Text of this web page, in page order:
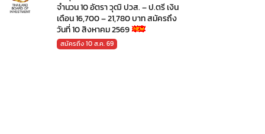
จำนวน 10 อัตรา วุฒิ ปวส. – ป.ตรี เงิน
เดือน 16,700 – 21,780 บาท สมัครถึง
วันที่ 10 สิงหาคม 2569
สมัครถึง 10 ส.ค. 69